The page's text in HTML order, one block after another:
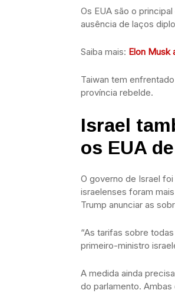
Os EUA são o
ausência de laços
Saiba mais: Elon Musk
Taiwan tem
província rebelde.
Israel
os EUA
O governo de Israel
israelenses foram
Trump anunciar as
“As tarifas sobre
primeiro-ministro
A medida ainda
do parlamento.